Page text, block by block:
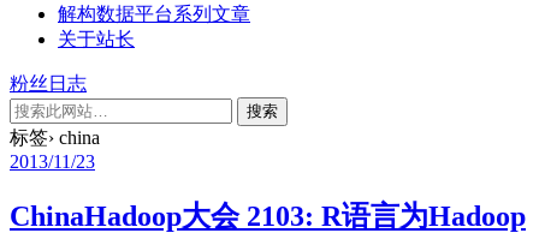
解构数据平台系列文章
关于站长
粉丝日志
标签› china
2013/11/23
ChinaHadoop大会 2103: R语言为Hadoop